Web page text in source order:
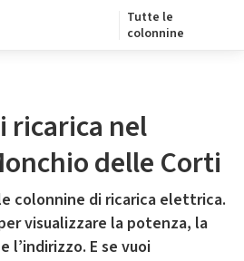
Tutte le
colonnine
ricarica nel
delle Corti
colonnine di ricarica elettrica.
visualizzare la potenza, la
l’indirizzo. E se vuoi